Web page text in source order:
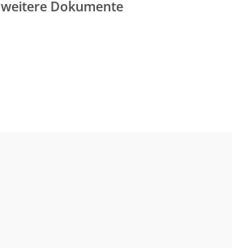
weitere Dokumente